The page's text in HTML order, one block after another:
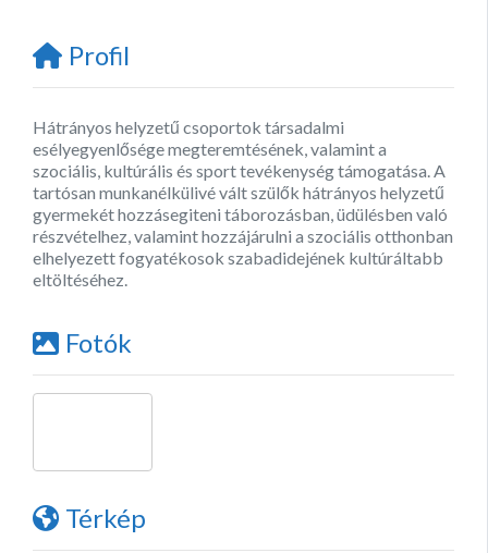
Profil
Hátrányos helyzetű csoportok társadalmi
esélyegyenlősége megteremtésének, valamint a
szociális, kultúrális és sport tevékenység támogatása. A
tartósan munkanélkülivé vált szülők hátrányos helyzetű
gyermekét hozzásegiteni táborozásban, üdülésben való
részvételhez, valamint hozzájárulni a szociális otthonban
elhelyezett fogyatékosok szabadidejének kultúráltabb
eltöltéséhez.
Fotók
Térkép